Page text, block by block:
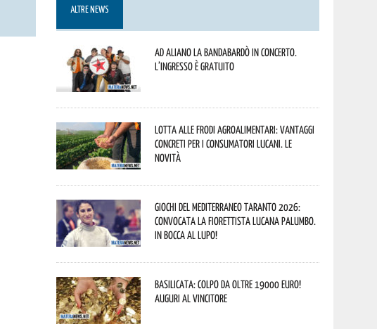
ALTRE NEWS
Ad Aliano la Bandabardò in concerto.
L’ingresso è gratuito
Lotta alle frodi agroalimentari: vantaggi
concreti per i consumatori lucani. Le
novità
Giochi del Mediterraneo Taranto 2026:
convocata la fiorettista lucana Palumbo.
In bocca al lupo!
Basilicata: colpo da oltre 19000 Euro!
Auguri al vincitore